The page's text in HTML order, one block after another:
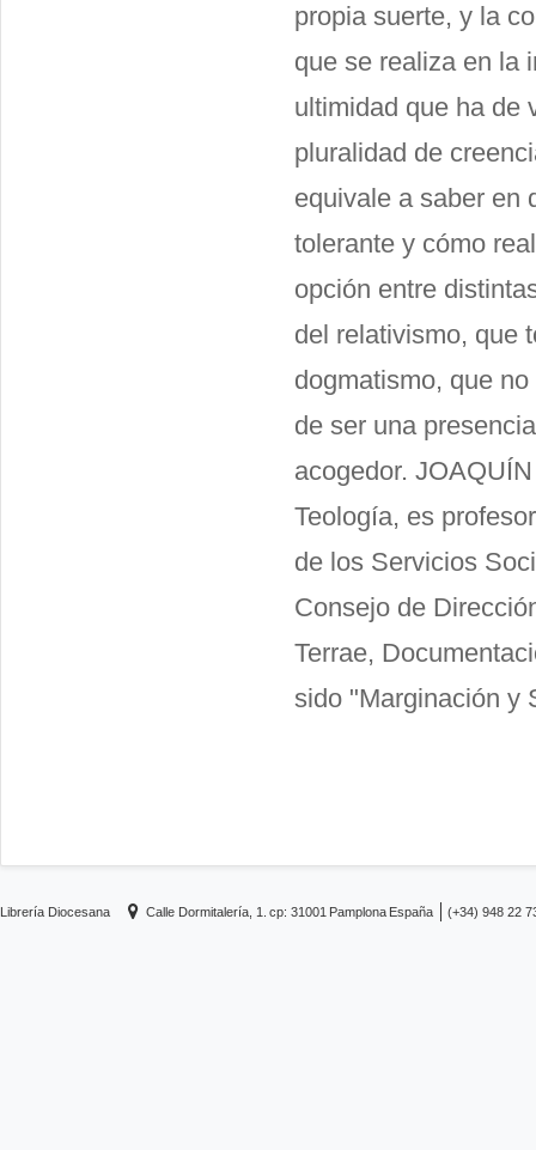
propia suerte, y la
que se realiza en la
ultimidad que ha de
pluralidad de
equivale a saber en
tolerante y cómo
opción entre
del relativismo, que
dogmatismo, que
de ser una
acogedor.
Teología, es
de los Servicios
Consejo de
Terrae,
sido "Marginación y
Librería Diocesana Calle Dormitalería, 1. cp: 31001 Pamplona España (+34) 948 22